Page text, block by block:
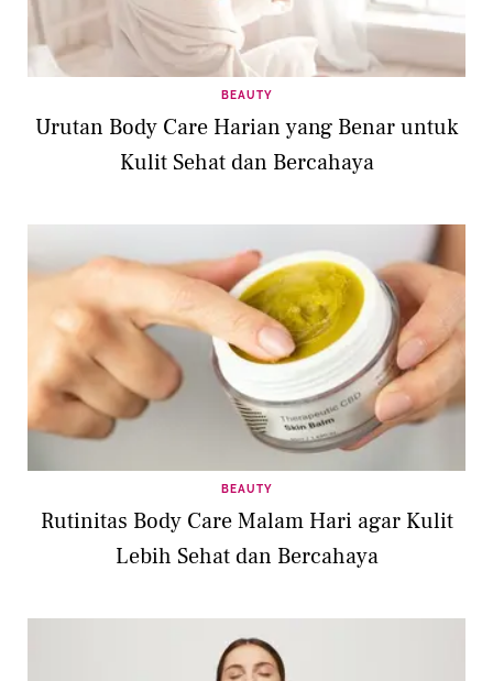
BEAUTY
Urutan Body Care Harian yang Benar untuk
Kulit Sehat dan Bercahaya
BEAUTY
Rutinitas Body Care Malam Hari agar Kulit
Lebih Sehat dan Bercahaya